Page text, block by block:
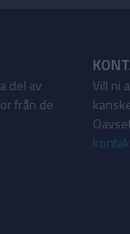
del av
från de
Vill ni